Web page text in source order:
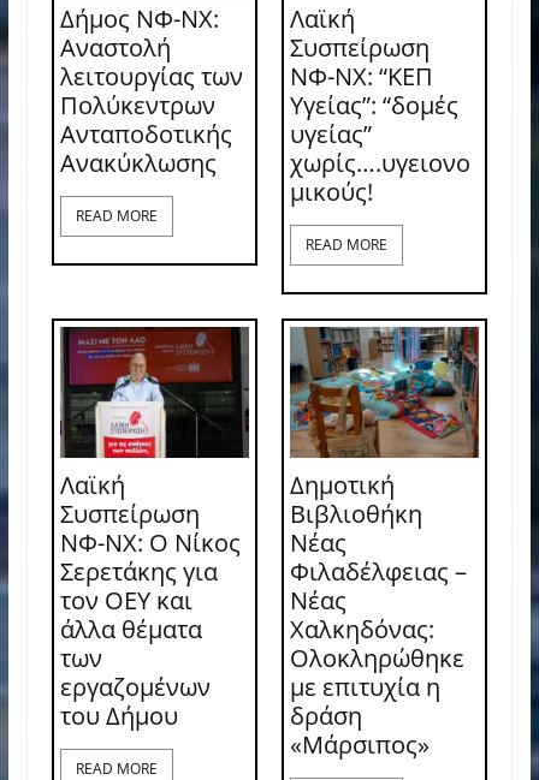
Δήμος ΝΦ-ΝΧ:
Αναστολή
λειτουργίας των
Πολύκεντρων
Ανταποδοτικής
Ανακύκλωσης
READ MORE
Λαϊκή
Συσπείρωση
ΝΦ-ΝΧ: “ΚΕΠ
Υγείας”: “δομές
υγείας”
χωρίς….υγειονο
μικούς!
READ MORE
Λαϊκή
Συσπείρωση
ΝΦ-ΝΧ: O Νίκος
Σερετάκης για
τον ΟΕΥ και
άλλα θέματα
των
εργαζομένων
του Δήμου
READ MORE
Δημοτική
Βιβλιοθήκη
Νέας
Φιλαδέλφειας –
Νέας
Χαλκηδόνας:
Ολοκληρώθηκε
με επιτυχία η
δράση
«Μάρσιπος»